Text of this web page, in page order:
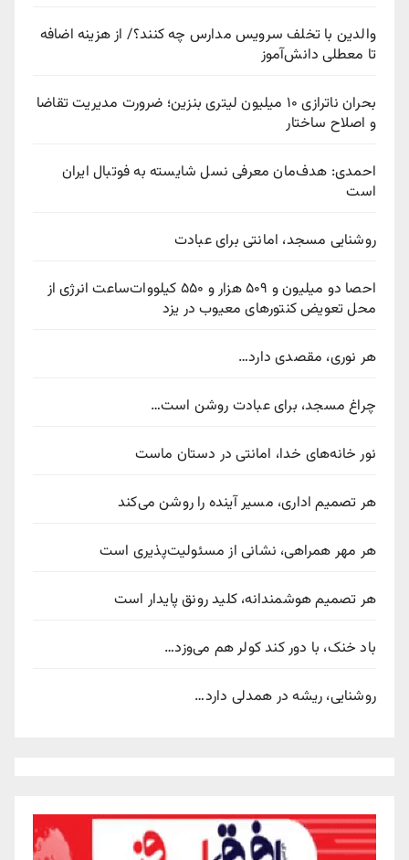
والدین با تخلف سرویس مدارس چه کنند؟/ از هزینه اضافه
تا معطلی دانش‌آموز
بحران ناترازی ۱۰ میلیون لیتری بنزین؛ ضرورت مدیریت تقاضا
و اصلاح ساختار
احمدی: هدف‌مان معرفی نسل شایسته به فوتبال ایران
است
روشنایی مسجد، امانتی برای عبادت
احصا دو میلیون و ۵۰۹ هزار و ۵۵۰ کیلووات‌ساعت انرژی از
محل تعویض کنتورهای معیوب در یزد
هر نوری، مقصدی دارد…
چراغ مسجد، برای عبادت روشن است…
نور خانه‌های خدا، امانتی در دستان ماست
هر تصمیم اداری، مسیر آینده را روشن می‌کند
هر مهر همراهی، نشانی از مسئولیت‌پذیری است
هر تصمیم هوشمندانه، کلید رونق پایدار است
باد خنک، با دور کند کولر هم می‌وزد…
روشنایی، ریشه در همدلی دارد…